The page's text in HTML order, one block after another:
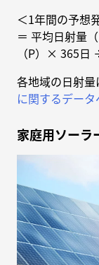
＜1年間の予想
＝ 平均日射量
（P）× 365日
各地域の日射
に関するデータ
家庭用ソーラ